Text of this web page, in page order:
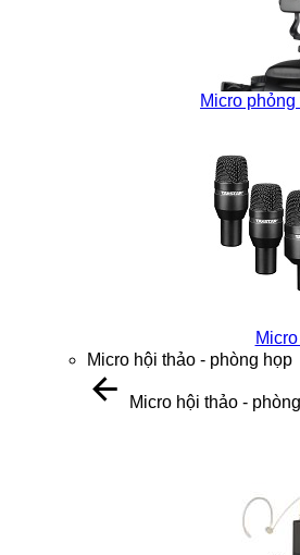
Micro
Micro hội thảo - phòng họp
Micro hội thảo -